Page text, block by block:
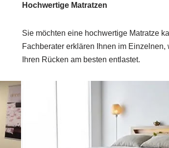
Hochwertige Matratzen
Sie möchten eine hochwertige Matratze
Fachberater erklären Ihnen im Einzelnen,
Ihren Rücken am besten entlastet.